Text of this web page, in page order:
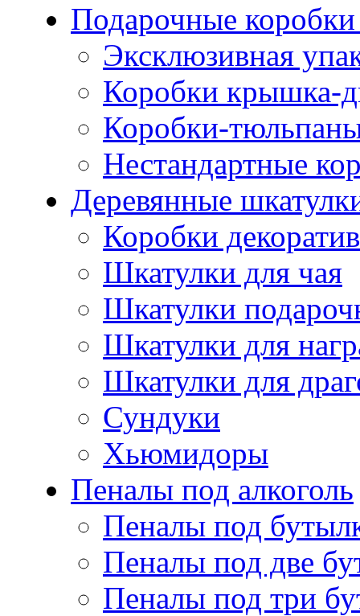
Подарочные коробки
Эксклюзивная
Коробки крышка-
Коробки-
Нестандартные
Деревянные
Коробки
Шкатулки для чая
Шкатулки
Шкатулки для
Шкатулки для
Сундуки
Хьюмидоры
Пеналы под алкоголь
Пеналы под
Пеналы под две
Пеналы под три